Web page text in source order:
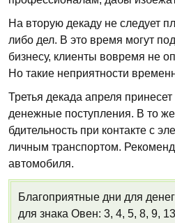
На вторую декаду не следует
либо дел. В это время могут
бизнесу, клиенты вовремя не
Но такие неприятности
Третья декада апреля
денежные поступления. В то
бдительность при контакте с
личным транспортом.
автомобиля.
Благоприятные дни для
для знака Овен: 3, 4, 5, 8, 9,